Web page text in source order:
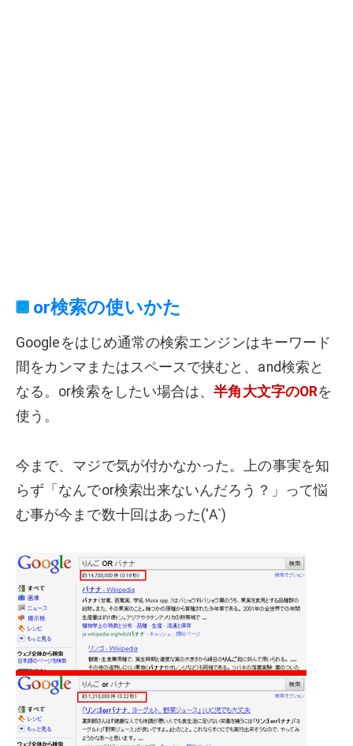
or検索の使いかた
Googleをはじめ通常の検索エンジンはキーワード
間をカンマまたはスペースで挟むと、and検索と
なる。or検索をしたい場合は、半角大文字のORを
使う。
今まで、マジで気が付かなかった。上の事実を知
らず「なんでor検索出来ないんだろう？」って悩
む事が今まで数十回はあった('Α`)